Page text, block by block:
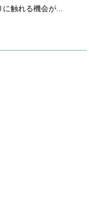
に触れる機会が...